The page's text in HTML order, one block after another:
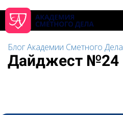
Блог Академии Сметного Дела
Дайджест №24